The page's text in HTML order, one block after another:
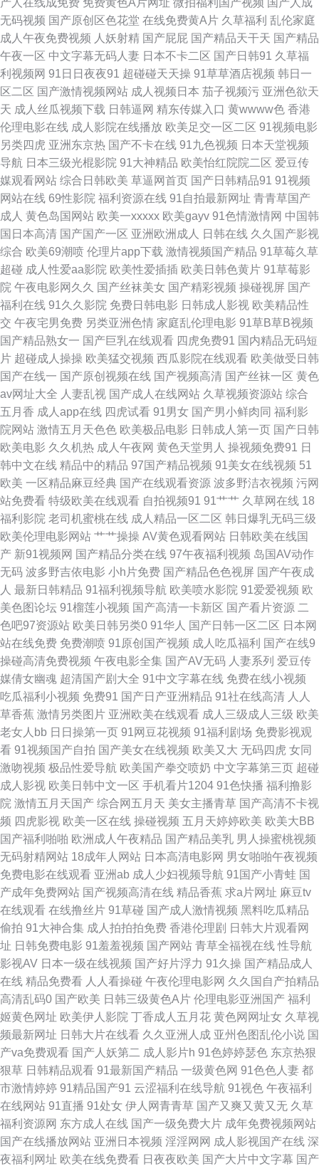
洲夜色看片 国产精品偷窥盗摄 欧美色图中文 亚洲无码夜间福利 变态另类av
日本的A网站 一本到道 91同城在线观看 成人av伊人 美女天天干 日韩精品影
视 亚洲丝袜色图 在线导航AV 瑟瑟视屏 97激情网站 国产精品黄 麻豆乱人伦
91巨炮网站 成人午夜影院 男同看片 色色五月天社区 五月天午夜影院 五月亭
久久 欧美性爰aa 白丝足交在线 狠狠鲁日韩在线 狠狠肏成人专区 人妻在线亚
洲精品 91视频在 成人又大又黄免费 韩国男女做爱 久久草国产精品 五月激情
综合基地 日本操逼网 深夜免费网站 www俺去射 国产在线91 欧美穴穴 亚洲
三级片网 97人人爱 福利姬AV在线 精品9热这里 午夜宅男影院 91在線免費看
片 岛国片在线播放 人人看人人摸 91c逼 男人天堂无码 影音先锋午夜福利 免
费在线毛片 91啪啪 草逼国产 欧美成人免费 手机看片玖玖草 国产91福利 内
射美女九色91 欧美黄一片 东京热AⅤ在线 欧美孕妇性爱 婷婷成人伊人网 91
美女自慰 欧美变态区 午夜超碰资源总站 aa操逼网 大香蕉AV在线 韩国伦理
丝袜 亚洲在线男人天堂 97影院亚洲 人妻少妇另类欧美 97色亚洲 日本理伦少
妇电影 www久草com 加勒比av123 欧美激情A图 日韩城人网站 97超碰人人
干 激情五月综合网 日韩福利视频 最新3p国产 福利导航 日本美女操逼 亚洲
欧美日韩色 在线老司机大香蕉 超碰欧美碰 日本福利导航 91青久久 国产AV
线上 欧洲欧美精品 亚洲A网 超碰人人摸人人爱 婷婷爱香蕉 91色人妻 成人在
线超碰 另类情趣网 日韩AV簧片 97人人操操人人 久久分区操 熟妇人妻一区
二区 伊人成人网站 超碰人妻人射 韩国无码AV下载 欧洲Au麻豆 蜜桃av先锋
影院 草草www 男人的天堂网页 伪娘ts自慰 操逼导航 91美女艹逼网站 韩国
av自拍 免费熟女av 色综合蜜桃网 91网页版极品 国产传媒专区 91香蕉嫩草
美女18网站 亚洲自伯 福利av成人导航 黄色三级片视频 无码不卡亚州 海角社
区肏屄视频 欧韩123区 日韩性爱导航 成人免费毛片网站 偷拍青青草 91自摸
激情小色网 日韩色日逼网 五月天肏屄网 97超碰在线精品 精品导航 欧美另内
A∨ 色先锋AVAV 国产交配日韩 日韩中文三级 aaAV成人片 日日撸日日操 肏
91网 日韩毛片网址 人人摸人人操91 日韩伦理三区 浮力麻豆影院 欧美一页一
区 91人人操人人妻 麻豆精品69 亚洲黄色黄色网址 97草逼视频 精品亚洲成
人传媒 日本无码三极 婷婷五月天成人网 成人永久免费 av久色 久草午夜免费
精品 亚洲色图28 97人人爱 欧美精品另类 91爱爱视频 超碰人人在线观看 海
角久9高清精品 在线成人a片 先锋成人资源 免费撸激情影院 天堂av资源站 国
产自拍三级 久草成人网 天堂福利导航 AV午夜激情 麻豆爱豆果冻 豆花最新网
站 美女A片视频 超碰成人网 日日夜夜欢毛片 人妖A片区 a级影院私人 国产视
频在线观看 欧美大肥婆p 深夜福利天堂 91超碰人人艹 波多野一本不卡 日韩
产人在线成免费 免费黄色A片网址 微拍福利国产视频 国产人成
无码视频 国产原创区色花堂 在线免费黄A片 久草福利 乱伦家庭
成人午夜免费视频 人妖射精 国产屁屁 国产精品天干天 国产精品
午夜一区 中文字幕无码人妻 日本不卡二区 国产日韩91 久草福
利视频网 91日日夜夜91 超碰碰天天操 91草草酒店视频 韩日一
区二区 国产激情视频网站 成人视频日本 茄子视频污 亚洲色欲天
天 成人丝瓜视频下载 日韩逼网 精东传媒入口 黄wwww色 香港
伦理电影在线 成人影院在线播放 欧美足交一区二区 91视频电影
另类四虎 亚洲东京热 国产不卡在线 91九色视频 日本天堂视频
导航 日本三级光棍影院 91大神精品 欧美怡红院院二区 爱豆传
媒观看网站 综合日韩欧美 草逼网首页 国产日韩精品91 91视频
网站在线 69性影院 福利资源在线 91自拍最新网址 青青草国产
成人 黄色岛国网站 欧美一xxxxx 欧美gayv 91色情激情网 中国韩
国日本高清 国产国产一区 亚洲欧洲成人 日韩在线 久久国产影视
综合 欧美69潮喷 伦理片app下载 激情视频国产精品 91草莓久草
超碰 成人性爱aa影院 欧美性爱插插 欧美日韩色黄片 91草莓影
院 午夜电影网久久 国产丝袜美女 国产精彩视频 操碰视屏 国产
福利在线 91久久影院 免费日韩电影 日韩成人影视 欧美精品性
交 午夜宅男免费 另类亚洲色情 家庭乱伦理电影 91草B草B视频
国产精品熟女一 国产巨乳在线观看 四虎免费91 国内精品无码短
片 超碰成人操操 欧美猛交视频 西瓜影院在线观看 欧美做受日韩
国产在线一 国产原创视频在线 国产视频高清 国产丝袜一区 黄色
av网址大全 人妻乱视 国产成人在线网站 久草视频资源站 综合
五月香 成人app在线 四虎试看 91男女 国产男小鲜肉同 福利影
院网站 激情五月天色色 欧美极品电影 日韩成人第一页 国产日韩
欧美电影 久久机热 成人午夜网 黄色天堂男人 操视频免费91 日
韩中文在线 精品中的精品 97国产精品视频 91美女在线视频 51
欧美 一区精品麻豆经典 国产在线观看资源 波多野洁衣视频 污网
站免费看 特级欧美在线观看 自拍视频91 91艹艹 久草网在线 18
福利影院 老司机蜜桃在线 成人精品一区二区 韩日爆乳无码三级
欧美伦理电影网站 艹艹操操 AV黄色观看网站 日韩欧美在线国
产 新91视频网 国产精品分类在线 97午夜福利视频 岛国AV动作
无码 波多野吉依电影 小h片免费 国产精品色色视屏 国产午夜成
人 最新日韩精品 91福利视频导航 欧美喷水影院 91爱爱视频 欧
美色图论坛 91榴莲小视频 国产高清一卡新区 国产看片资源 二
色吧97资源站 欧美日韩另类0 91华人 国产日韩一区二区 日本网
站在线免费 免费潮喷 91原创国产视频 成人吃瓜福利 国产在线9
操碰高清免费视频 午夜电影全集 国产AV无码 人妻系列 爱豆传
媒倩女幽魂 超清国产剧大全 91中文字幕在线 免费在线小视频
吃瓜福利小视频 免费91 国产日产亚洲精品 91社在线高清 人人
草香蕉 激情另类图片 亚洲欧美在线观看 成人三级成人三级 欧美
老女人bb 日日操第一页 91网豆花视频 91福利剧场 免费影视观
看 91视频国产自拍 国产美女在线视频 欧美又大 无码四虎 女同
激吻视频 极品性爱导航 欧美国产拳交喷奶 中文字幕第三页 超碰
成人影视 欧美日韩中文一区 手机看片1204 91色快播 福利撸影
院 激情五月天国产 综合网五月天 美女主播青草 国产高清不卡视
频 四虎影视 欧美一区在线 操碰视频 五月天婷婷欧美 欧美大BB
国产福利啪啪 欧洲成人午夜精品 国产精品美乳 男人操蜜桃视频
无码射精网站 18成年人网站 日本高清电影网 男女啪啪午夜视频
免费电影在线观看 亚洲ab 成人少妇视频导航 91国产小青蛙 国
产成年免费网站 国产视频高清在线 精品香蕉 求a片网址 麻豆tv
在线观看 在线撸丝片 91草碰 国产成人激情视频 黑料吃瓜精品
偷拍 91大神合集 成人拍拍拍免费 香港伦理剧 日韩大片观看网
址 日韩免费电影 91羞羞视频 国产网站 青草全福视在线 性导航
影视AV 日本一级在线视频 国产好片浮力 91久操 国产精品成人
在线 精品免费看 人人看操碰 午夜伦理电影网 久久国自产拍精品
高清乱码0 国产欧美 日韩三级黄色A片 伦理电影亚洲国产 福利
姬黄色网址 欧美伊人影院 丁香成人五月花 黄色网网址女 久草视
频最新网址 日韩大片在线看 久久亚洲人成 亚州色图乱伦小说 国
产va免费观看 国产人妖第二 成人影片h 91色婷婷瑟色 东京热狠
狠草 日韩精品观看 91最新国产精品 一级黄色网 91色色人妻 都
市激情婷婷 91精品国产91 云涩福利在线导航 91视色 午夜福利
在线网站 91直播 91处女 伊人网青青草 国产又爽又黄又无 久草
福利资源网 东方成人在线 国产一级免费大片 成年免费视频网站
国产在线播放网站 亚洲日本视频 淫淫网网 成人影视国产在线 深
夜福利网址 欧美在线免费看 日夜夜欧美 国产大片中文字幕 国产